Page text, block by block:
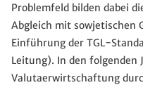
Problemfeld bilden dabei
Abgleich mit sowjetischen
Einführung der TGL-
Leitung). In den folgenden
Valutaerwirtschaftung